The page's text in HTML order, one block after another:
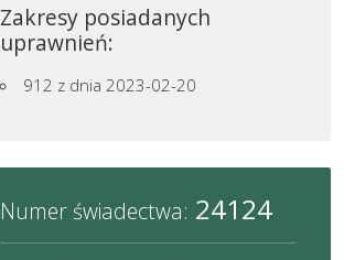
Zakresy posiadanych
uprawnień:
912 z dnia 2023-02-20
Numer świadectwa: 24124